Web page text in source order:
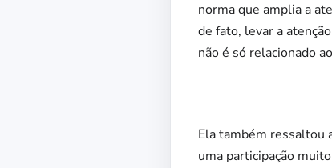
norma que amplia a
de fato, levar a
não é só relacionado
Ela também ressaltou
uma participação